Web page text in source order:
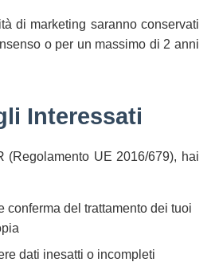
di marketing saranno conservati
o per un massimo di 2 anni
Interessati
(Regolamento UE 2016/679), hai
conferma del trattamento dei tuoi
dati inesatti o incompleti